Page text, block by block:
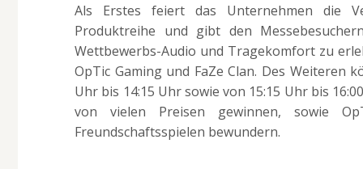
Als Erstes feiert das Unternehmen die
Produktreihe und gibt den
Wettbewerbs-Audio und Tragekomfort zu
OpTic Gaming und FaZe Clan. Des Weiteren
Uhr bis 14:15 Uhr sowie von 15:15 Uhr bis
von vielen Preisen gewinnen, sowie
Freundschaftsspielen bewundern.